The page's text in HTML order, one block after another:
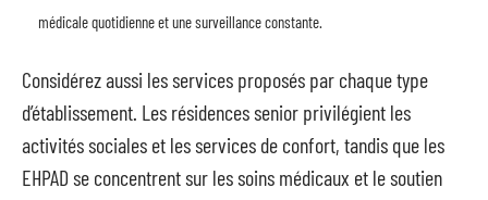
médicale quotidienne et une surveillance constante.
Considérez aussi les services proposés par chaque type
d’établissement. Les résidences senior privilégient les
activités sociales et les services de confort, tandis que les
EHPAD se concentrent sur les soins médicaux et le soutien